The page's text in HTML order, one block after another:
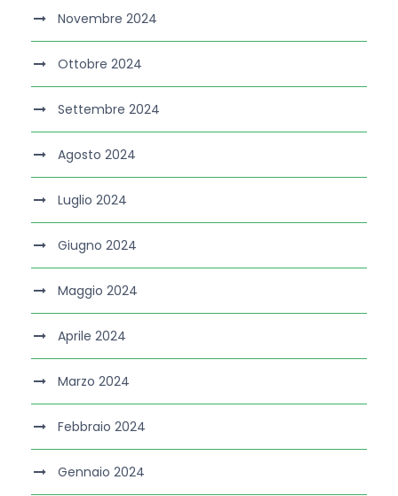
Novembre 2024
Ottobre 2024
Settembre 2024
Agosto 2024
Luglio 2024
Giugno 2024
Maggio 2024
Aprile 2024
Marzo 2024
Febbraio 2024
Gennaio 2024